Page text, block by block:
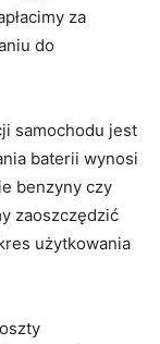
za
do
samochodu jest
baterii wynosi
benzyny czy
zaoszczędzić
użytkowania